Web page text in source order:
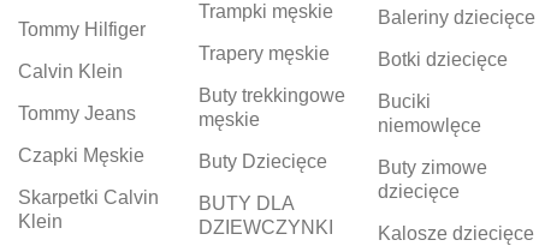
Tommy Hilfiger
Calvin Klein
Tommy Jeans
Czapki Męskie
Skarpetki Calvin
Klein
Trampki męskie
Trapery męskie
Buty trekkingowe
męskie
Buty Dziecięce
BUTY DLA
DZIEWCZYNKI
Baleriny dziecięce
Botki dziecięce
Buciki
niemowlęce
Buty zimowe
dziecięce
Kalosze dziecięce